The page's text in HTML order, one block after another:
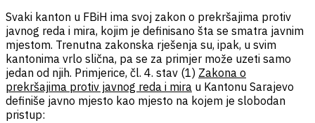
Svaki kanton u FBiH ima svoj zakon o prekršajima protiv
javnog reda i mira, kojim je definisano šta se smatra javnim
mjestom. Trenutna zakonska rješenja su, ipak, u svim
kantonima vrlo slična, pa se za primjer može uzeti samo
jedan od njih. Primjerice, čl. 4. stav (1) Zakona o
prekršajima protiv javnog reda i mira u Kantonu Sarajevo
definiše javno mjesto kao mjesto na kojem je slobodan
pristup: